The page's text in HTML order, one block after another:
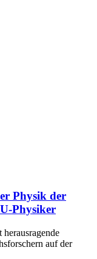
Physik der
Physiker
auf der